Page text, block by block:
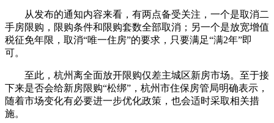
从发布的通知内容来看，有两点备受关注，一个是取消二
手房限购，限购条件和限购套数全部取消；另一个是放宽增值
税征免年限，取消“唯一住房”的要求，只要满足“满2年”即
可。
至此，杭州离全面放开限购仅差主城区新房市场。至于接
下来是否会给新房限购“松绑”，杭州市住保房管局明确表示，
随着市场变化有必要进一步优化政策，也会适时采取相关措
施。